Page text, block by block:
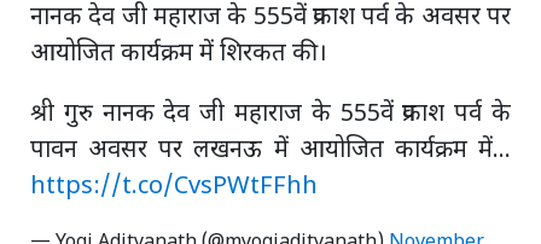
नानक देव जी महाराज के 555वें प्रकाश पर्व के अवसर पर
आयोजित कार्यक्रम में शिरकत की।
श्री गुरु नानक देव जी महाराज के 555वें प्रकाश पर्व के
पावन अवसर पर लखनऊ में आयोजित कार्यक्रम में...
https://t.co/CvsPWtFFhh